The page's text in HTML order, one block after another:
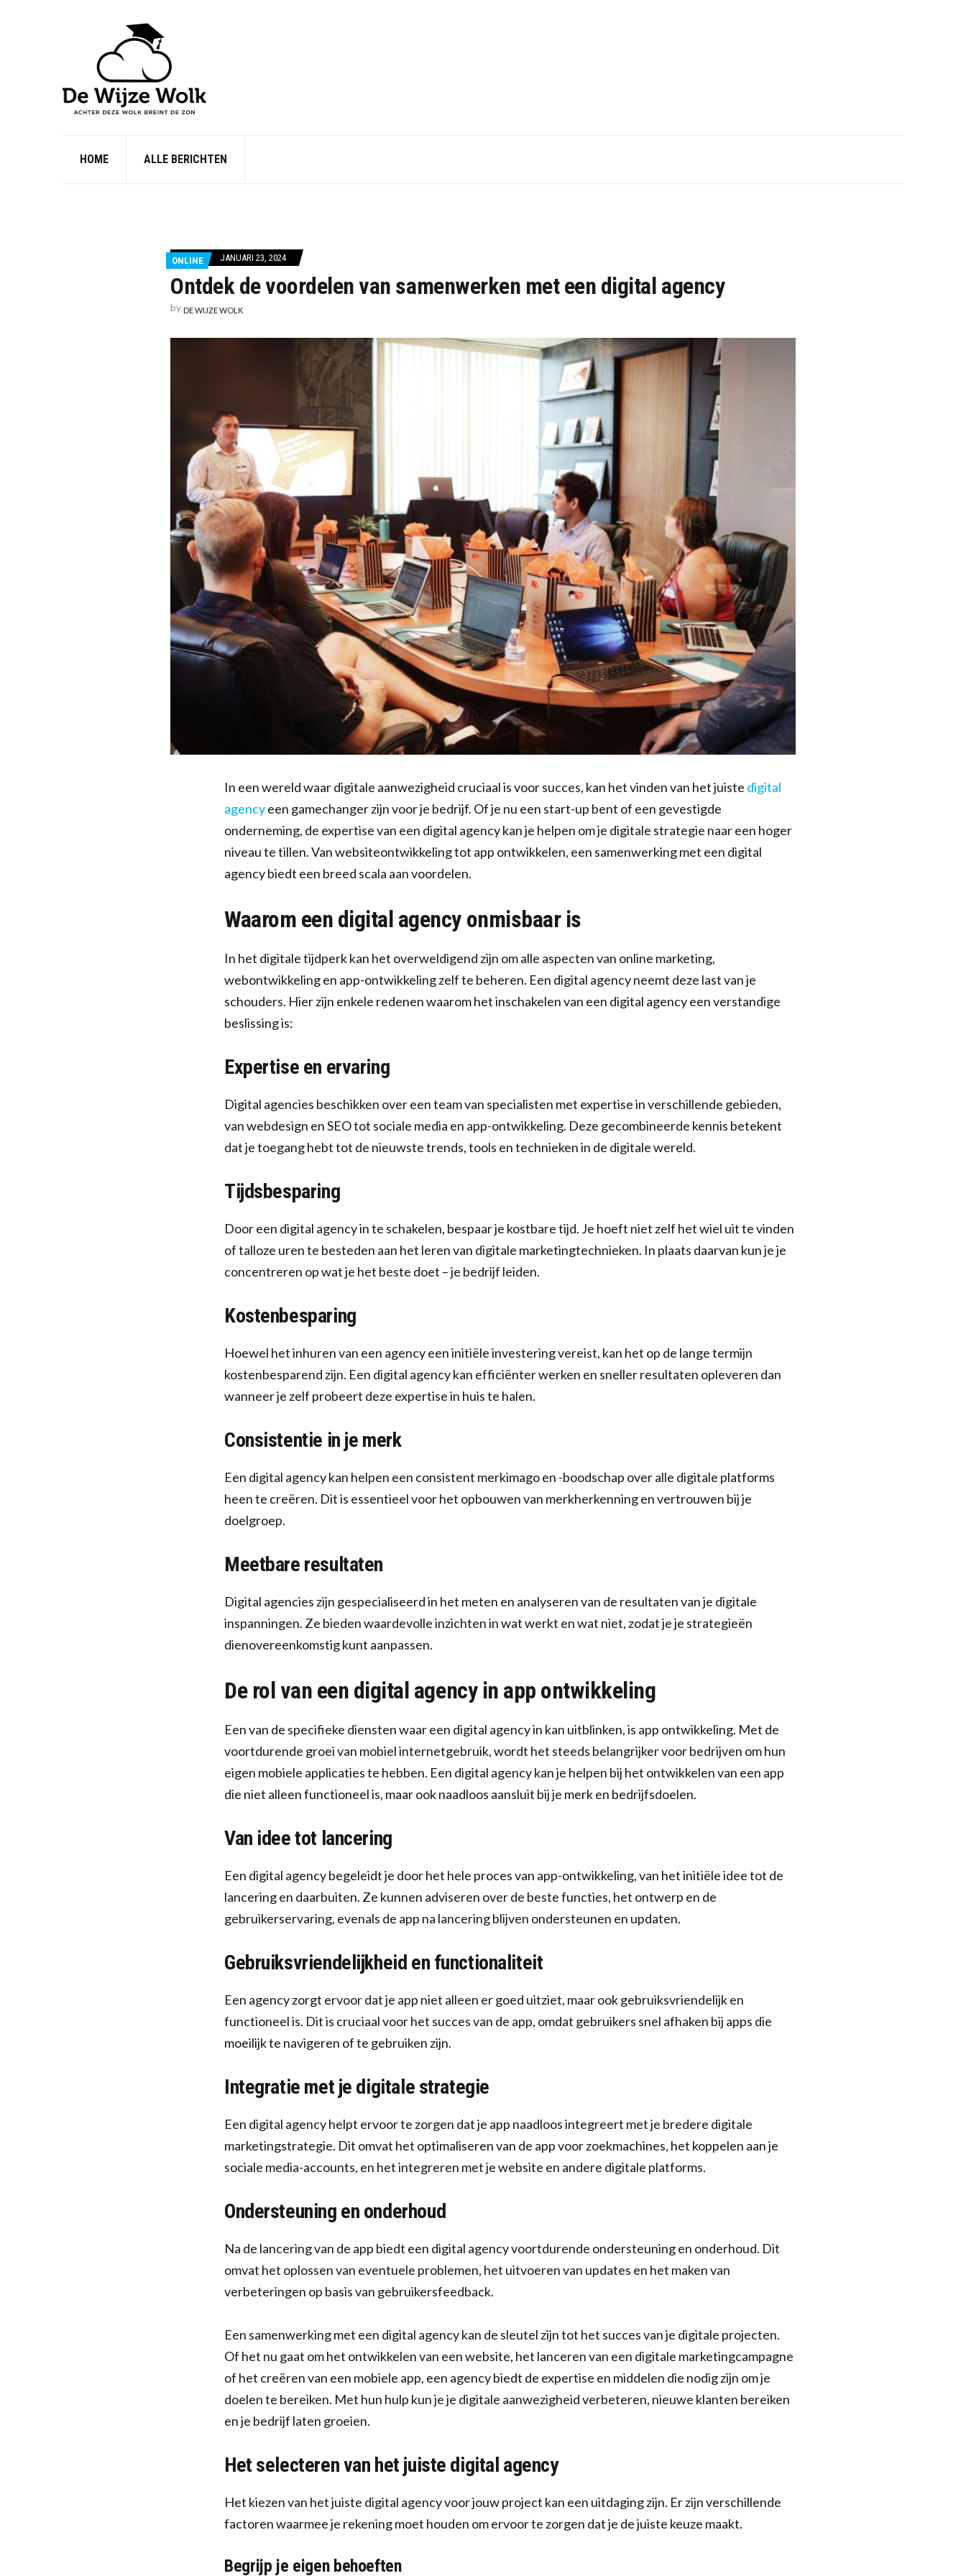
HOME ALLE BERICHTEN
ONLINE JANUARI 23, 2024
Ontdek de voordelen van samenwerken met een digital agency
by DE WIJZE WOLK
In een wereld waar digitale aanwezigheid cruciaal is voor succes, kan het vinden van het juiste digital
agencyeen gamechanger zijn voor je bedrijf. Of je nu een start-up bent of een gevestigde
onderneming, de expertise van een digital agency kan je helpen om je digitale strategie naar een hoger
niveau te tillen. Van websiteontwikkeling tot app ontwikkelen, een samenwerking met een digital
agency biedt een breed scala aan voordelen.
Waarom een digital agency onmisbaar is
In het digitale tijdperk kan het overweldigend zijn om alle aspecten van online marketing,
webontwikkeling en app-ontwikkeling zelf te beheren. Een digital agency neemt deze last van je
schouders. Hier zijn enkele redenen waarom het inschakelen van een digital agency een verstandige
beslissing is:
Expertise en ervaring
Digital agencies beschikken over een team van specialisten met expertise in verschillende gebieden,
van webdesign en SEO tot sociale media en app-ontwikkeling. Deze gecombineerde kennis betekent
dat je toegang hebt tot de nieuwste trends, tools en technieken in de digitale wereld.
Tijdsbesparing
Door een digital agency in te schakelen, bespaar je kostbare tijd. Je hoeft niet zelf het wiel uit te vinden
of talloze uren te besteden aan het leren van digitale marketingtechnieken. In plaats daarvan kun je je
concentreren op wat je het beste doet – je bedrijf leiden.
Kostenbesparing
Hoewel het inhuren van een agency een initiële investering vereist, kan het op de lange termijn
kostenbesparend zijn. Een digital agency kan efficiënter werken en sneller resultaten opleveren dan
wanneer je zelf probeert deze expertise in huis te halen.
Consistentie in je merk
Een digital agency kan helpen een consistent merkimago en -boodschap over alle digitale platforms
heen te creëren. Dit is essentieel voor het opbouwen van merkherkenning en vertrouwen bij je
doelgroep.
Meetbare resultaten
Digital agencies zijn gespecialiseerd in het meten en analyseren van de resultaten van je digitale
inspanningen. Ze bieden waardevolle inzichten in wat werkt en wat niet, zodat je je strategieën
dienovereenkomstig kunt aanpassen.
De rol van een digital agency in app ontwikkeling
Een van de specifieke diensten waar een digital agency in kan uitblinken, is app ontwikkeling. Met de
voortdurende groei van mobiel internetgebruik, wordt het steeds belangrijker voor bedrijven om hun
eigen mobiele applicaties te hebben. Een digital agency kan je helpen bij het ontwikkelen van een app
die niet alleen functioneel is, maar ook naadloos aansluit bij je merk en bedrijfsdoelen.
Van idee tot lancering
Een digital agency begeleidt je door het hele proces van app-ontwikkeling, van het initiële idee tot de
lancering en daarbuiten. Ze kunnen adviseren over de beste functies, het ontwerp en de
gebruikerservaring, evenals de app na lancering blijven ondersteunen en updaten.
Gebruiksvriendelijkheid en functionaliteit
Een agency zorgt ervoor dat je app niet alleen er goed uitziet, maar ook gebruiksvriendelijk en
functioneel is. Dit is cruciaal voor het succes van de app, omdat gebruikers snel afhaken bij apps die
moeilijk te navigeren of te gebruiken zijn.
Integratie met je digitale strategie
Een digital agency helpt ervoor te zorgen dat je app naadloos integreert met je bredere digitale
marketingstrategie. Dit omvat het optimaliseren van de app voor zoekmachines, het koppelen aan je
sociale media-accounts, en het integreren met je website en andere digitale platforms.
Ondersteuning en onderhoud
Na de lancering van de app biedt een digital agency voortdurende ondersteuning en onderhoud. Dit
omvat het oplossen van eventuele problemen, het uitvoeren van updates en het maken van
verbeteringen op basis van gebruikersfeedback.
Een samenwerking met een digital agency kan de sleutel zijn tot het succes van je digitale projecten.
Of het nu gaat om het ontwikkelen van een website, het lanceren van een digitale marketingcampagne
of het creëren van een mobiele app, een agency biedt de expertise en middelen die nodig zijn om je
doelen te bereiken. Met hun hulp kun je je digitale aanwezigheid verbeteren, nieuwe klanten bereiken
en je bedrijf laten groeien.
Het selecteren van het juiste digital agency
Het kiezen van het juiste digital agency voor jouw project kan een uitdaging zijn. Er zijn verschillende
factoren waarmee je rekening moet houden om ervoor te zorgen dat je de juiste keuze maakt.
Begrijp je eigen behoeften